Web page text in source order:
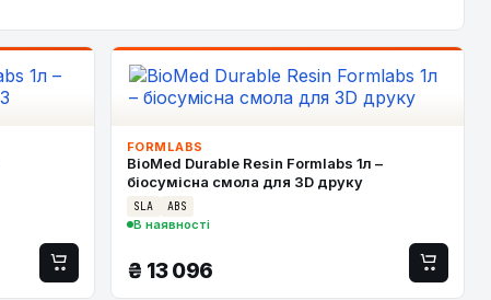
FORMLABS
BioMed Durable Resin Formlabs 1л –
біосумісна смола для 3D друку
SLA ABS
В наявності
₴ 13 096